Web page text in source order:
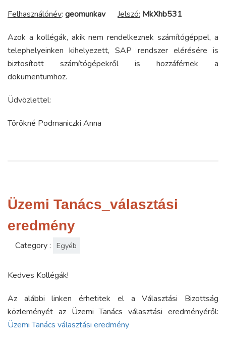
Felhasználónév: geomunkav Jelszó: MkXhb531
Azok a kollégák, akik nem rendelkeznek számítógéppel, a
telephelyeinken kihelyezett, SAP rendszer elérésére is
biztosított számítógépekről is hozzáférnek a
dokumentumhoz.
Üdvözlettel:
Törökné Podmaniczki Anna
Üzemi Tanács_választási
eredmény
Category : Egyéb
Kedves Kollégák!
Az alábbi linken érhetitek el a Választási Bizottság
közleményét az Üzemi Tanács választási eredményéről:
Üzemi Tanács választási eredmény